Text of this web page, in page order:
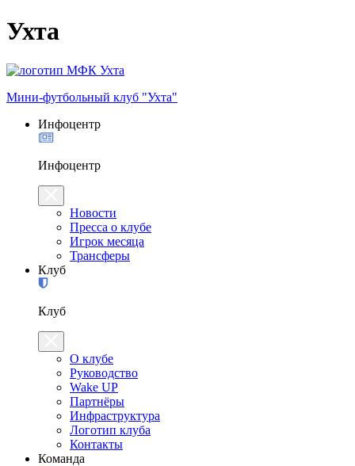
Ухта
Мини-футбольный клуб "Ухта"
Инфоцентр
Инфоцентр
Новости
Пресса о клубе
Игрок месяца
Трансферы
Клуб
Клуб
О клубе
Руководство
Wake UP
Партнёры
Инфраструктура
Логотип клуба
Контакты
Команда